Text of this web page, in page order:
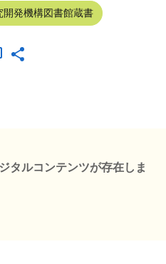
開発機構図書館蔵書
タルコンテンツが存在しま